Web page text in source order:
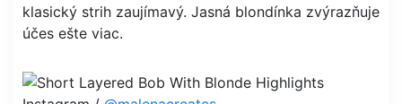
klasický strih zaujímavý. Jasná blondínka zvýrazňuje
účes ešte viac.